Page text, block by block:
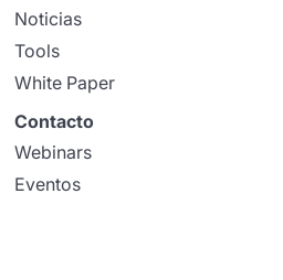
Noticias
Tools
White Paper
Contacto
Webinars
Eventos